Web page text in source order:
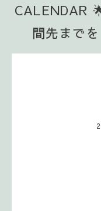
CALENDAR
間先まで